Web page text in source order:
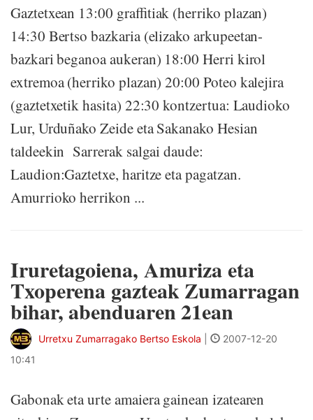
Gaztetxean 13:00 graffitiak (herriko plazan)
14:30 Bertso bazkaria (elizako arkupeetan-
bazkari beganoa aukeran) 18:00 Herri kirol
extremoa (herriko plazan) 20:00 Poteo kalejira
(gaztetxetik hasita) 22:30 kontzertua: Laudioko
Lur, Urduñako Zeide eta Sakanako Hesian
taldeekin Sarrerak salgai daude:
Laudion:Gaztetxe, haritze eta pagatzan.
Amurrioko herrikon ...
Iruretagoiena, Amuriza eta
Txoperena gazteak Zumarragan
bihar, abenduaren 21ean
Urretxu Zumarragako Bertso Eskola
2007-12-20
10:41
Gabonak eta urte amaiera gainean izatearen